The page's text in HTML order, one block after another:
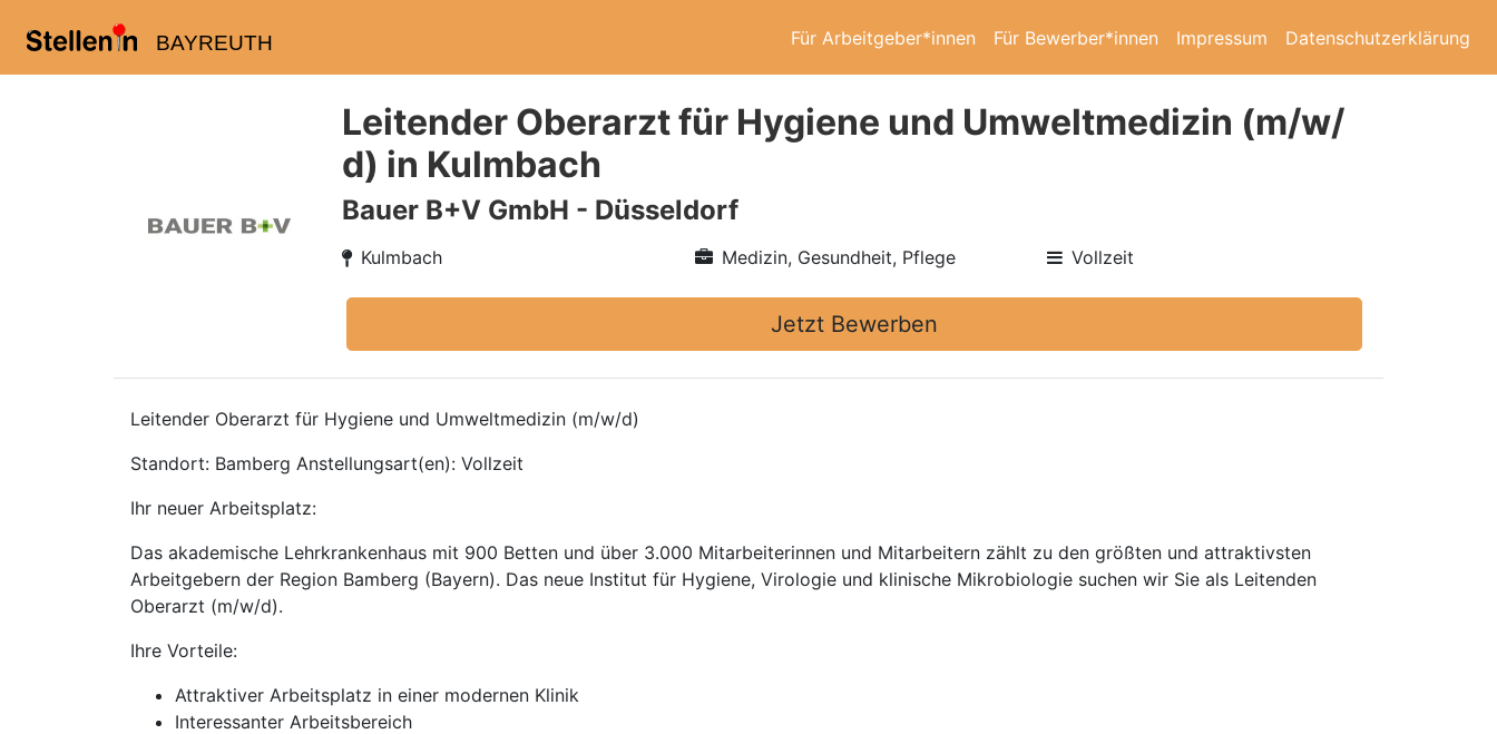
BAYREUTH Für Arbeitgeber*innen Für Bewerber*innen Impressum Datenschutzerklärung
Leitender Oberarzt für Hygiene und Umweltmedizin (m/w/
d) in Kulmbach
Bauer B+V GmbH - Düsseldorf
Kulmbach Medizin, Gesundheit, Pflege Vollzeit
Jetzt Bewerben
Leitender Oberarzt für Hygiene und Umweltmedizin (m/w/d)
Standort: Bamberg Anstellungsart(en): Vollzeit
Ihr neuer Arbeitsplatz:
Das akademische Lehrkrankenhaus mit 900 Betten und über 3.000 Mitarbeiterinnen und Mitarbeitern zählt zu den größten und attraktivsten
Arbeitgebern der Region Bamberg (Bayern). Das neue Institut für Hygiene, Virologie und klinische Mikrobiologie suchen wir Sie als Leitenden
Oberarzt (m/w/d).
Ihre Vorteile:
Attraktiver Arbeitsplatz in einer modernen Klinik
Interessanter Arbeitsbereich